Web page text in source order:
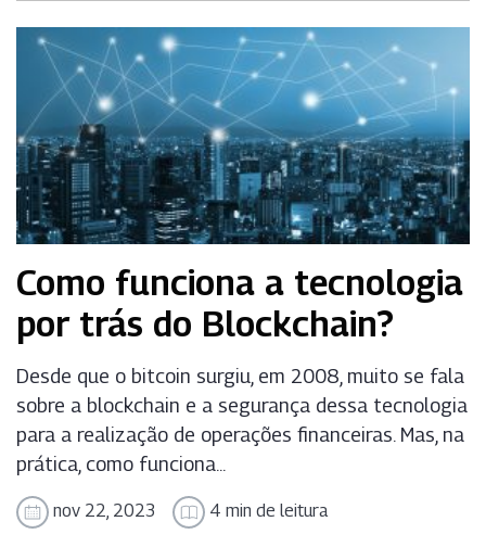
Como funciona a tecnologia
por trás do Blockchain?
Desde que o bitcoin surgiu, em 2008, muito se fala
sobre a blockchain e a segurança dessa tecnologia
para a realização de operações financeiras. Mas, na
prática, como funciona...
nov 22, 2023 4 min de leitura